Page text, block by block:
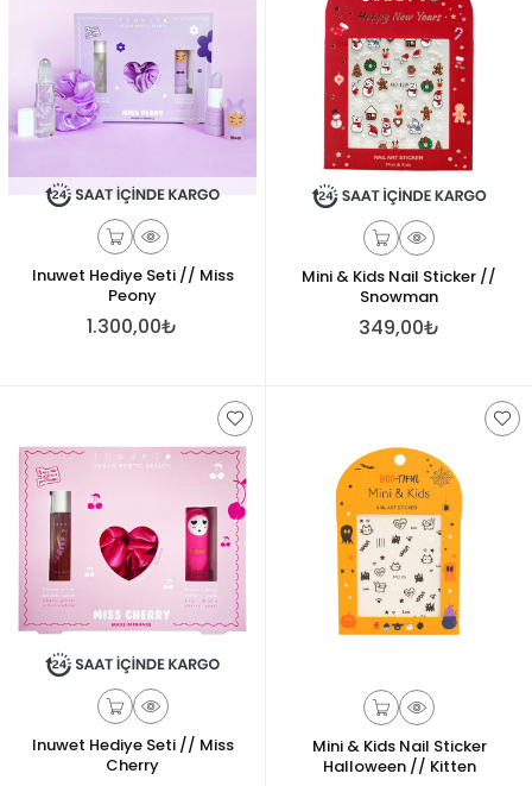
Inuwet Hediye Seti // Miss
Peony
1.300,00₺
Mini & Kids Nail Sticker //
Snowman
349,00₺
Inuwet Hediye Seti // Miss
Cherry
Mini & Kids Nail Sticker
Halloween // Kitten